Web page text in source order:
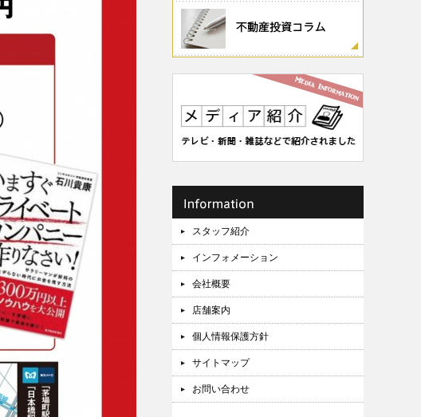
スタッフ紹介
インフォメーション
会社概要
店舗案内
個人情報保護方針
サイトマップ
お問い合わせ